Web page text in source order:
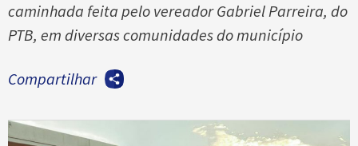
caminhada feita pelo vereador Gabriel Parreira, do
PTB, em diversas comunidades do município
Compartilhar